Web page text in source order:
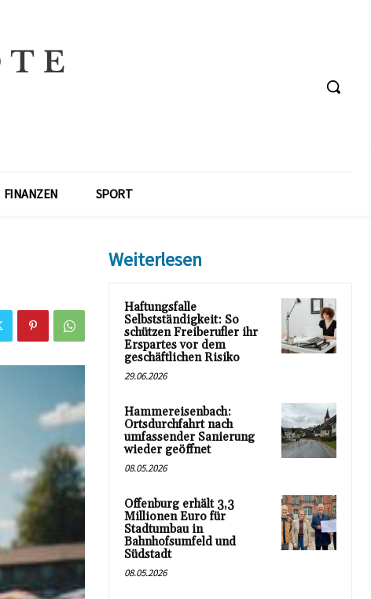
FINANZEN SPORT
Weiterlesen
Haftungsfalle
Selbstständigkeit: So
schützen Freiberufler ihr
Erspartes vor dem
geschäftlichen Risiko
29.06.2026
Hammereisenbach:
Ortsdurchfahrt nach
umfassender Sanierung
wieder geöffnet
08.05.2026
Offenburg erhält 3,3
Millionen Euro für
Stadtumbau in
Bahnhofsumfeld und
Südstadt
08.05.2026